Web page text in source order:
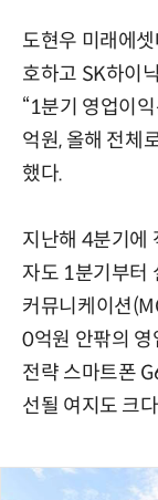
도현우 미래에
호하고 SK하이
“1분기 영업이
억원, 올해 전체
했다.
지난해 4분기에
자도 1분기부터
커뮤니케이션
0억원 안팎의
전략 스마트폰
선될 여지도 크